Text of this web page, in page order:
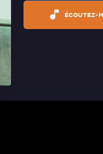
ÉCOUTEZ-